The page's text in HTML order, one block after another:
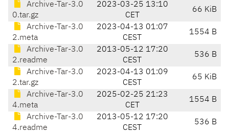
Archive-Tar-3.0
0.tar.gz
2023-03-25 13:10
CET
66 KiB
Archive-Tar-3.0
2.meta
2023-04-13 01:07
CEST
1554 B
Archive-Tar-3.0
2.readme
2013-05-12 17:20
CEST
536 B
Archive-Tar-3.0
2.tar.gz
2023-04-13 01:09
CEST
65 KiB
Archive-Tar-3.0
4.meta
2025-02-25 21:23
CET
1554 B
Archive-Tar-3.0
4.readme
2013-05-12 17:20
CEST
536 B